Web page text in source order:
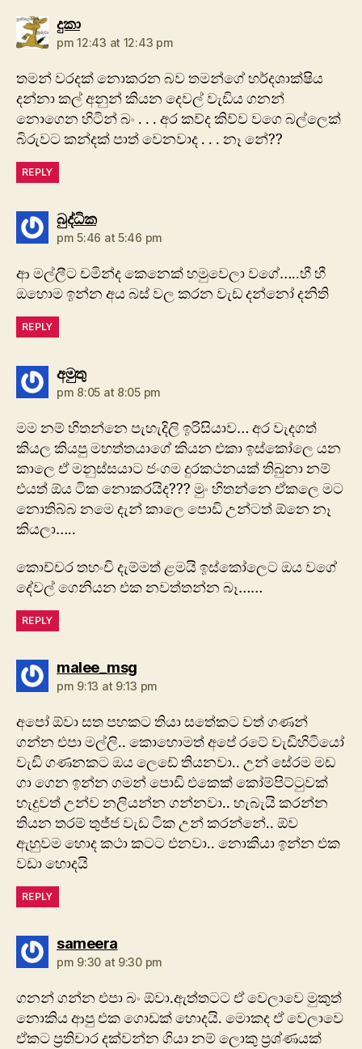
දුකාsays:
pm 12:43 at 12:43 pm
තමන් වරදක් නොකරන බව තමන්ගේ හර්දශාක්ෂිය
දන්නා කල් අනුන් කියන දෙවල් වැඩිය ගනන්
නොගෙන හිටින් බං . . . අර කව්ද කිව්ව වගෙ බල්ලෙක්
බිරුවට කන්දක් පාත් වෙනවාද . . . නෑ නේ??
REPLY
බුද්ධිකsays:
pm 5:46 at 5:46 pm
ආ මල්ලීට චමින්ද කෙනෙක් හමුවෙලා වගේ…..හී හී
ඔහොම ඉන්න අය බස් වල කරන වැඩ දන්නෝ දනිති
REPLY
අමුතුsays:
pm 8:05 at 8:05 pm
මම නම් හිතන්නෙ පැහැදිලි ඉරිසියාව… අර වැදගත්
කියල කියපු මහත්තයාගේ කියන එකා ඉස්කෝලෙ යන
කාලෙ ඒ මනුස්සයාට ජංගම දුරකථනයක් තිබුනා නම්
එයත් ඕය ටික නොකරයිද??? මුං හිතන්නෙ ඒකලෙ මට
නොතිබ්බ නමෙ දැන් කාලෙ පොඩි උන්ටත් ඕනෙ නෑ
කියලා…..
කොච්චර තහංචි දැම්මත් ළමයි ඉස්කෝලෙට ඔය වගේ
දේවල් ගෙනියන එක නවත්තන්න බෑ……
REPLY
malee_msgsays:
pm 9:13 at 9:13 pm
අපෝ ඕවා සත පහකට තියා සතේකට වත් ගණන්
ගන්න එපා මල්ලි.. කොහොමත් අපේ රටේ වැඩිහිටියෝ
වැඩි ගණනකට ඔය ලෙඩේ තියනවා.. උන් සේරම මඩ
ගා ගෙන ඉන්න ගමන් පොඩි එකෙක් කෝම්පිට්ටුවක්
හැදුවත් උන්ව නලියන්න ගන්නවා.. හැබැයි කරන්න
තියන තරම් තුජ්ජ වැඩ ටික උන් කරන්නේ.. ඕව
ඇහුවම හොද කථා කටට එනවා.. නොකියා ඉන්න එක
වඩා හොදයි
REPLY
sameerasays:
pm 9:30 at 9:30 pm
ගනන් ගන්න එපා බං ඕවා.ඇත්තටට ඒ වෙලාවෙ මුකුත්
නොකිය ආපු එක ගොඩක් හොදයි. මොකද ඒ වෙලාවෙ
ඒකට ප්‍රතිචාර දක්වන්න ගියා නම් ලොකු ප්‍රශ්ණයක්